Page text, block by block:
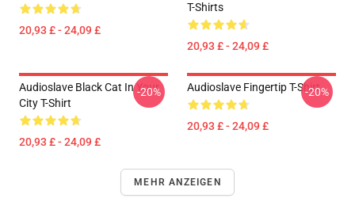
20,93 £ - 24,09 £
T-Shirts
20,93 £ - 24,09 £
Audioslave Black Cat In Your
City T-Shirt
20,93 £ - 24,09 £
-20% Audioslave Fingertip T-Shirt
20,93 £ - 24,09 £
-20%
MEHR ANZEIGEN